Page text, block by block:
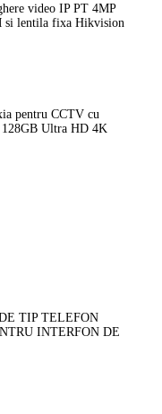
video IP PT 4MP
si lentila fixa Hikvision
F1
pentru CCTV cu
128GB Ultra HD 4K
TIP TELEFON
INTERFON DE